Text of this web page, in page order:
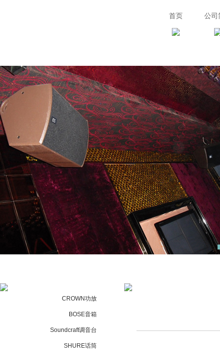
首页 公司
CROWN功放
BOSE音箱
Soundcraft调音台
SHURE话筒